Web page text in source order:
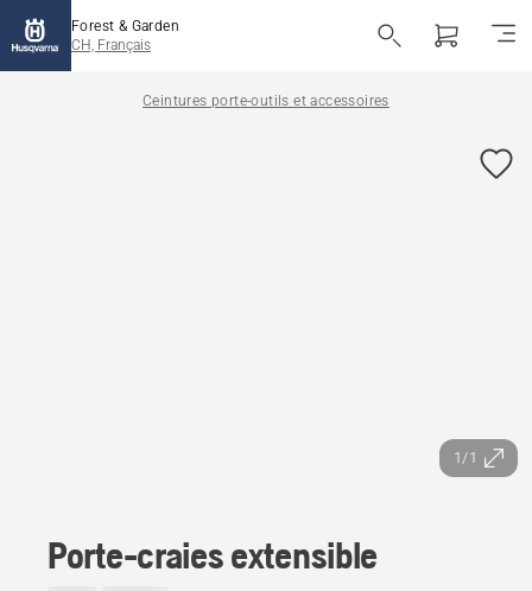
Forest & Garden
CH, Français
Ceintures porte-outils et accessoires
1/1
Porte-craies extensible